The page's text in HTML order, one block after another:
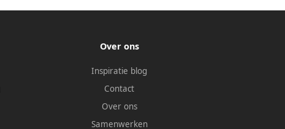
Over ons
Inspiratie blog
Contact
Over ons
Samenwerken